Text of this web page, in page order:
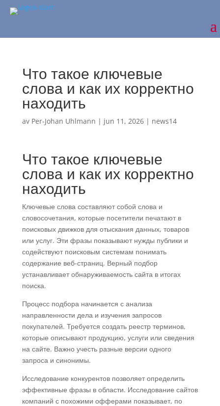
Что такое ключевые
слова и как их корректно
находить
av Per-Johan Uhlmann | jun 11, 2026| news14
Что такое ключевые
слова и как их корректно
находить
Ключевые слова составляют собой слова и
словосочетания, которые посетители печатают в
поисковых движков для отыскания данных, товаров
или услуг. Эти фразы показывают нужды публики и
содействуют поисковым системам понимать
содержание веб-страниц. Верный подбор
устанавливает обнаруживаемость сайта в итогах
поиска.
Процесс подбора начинается с анализа
направленности дела и изучения запросов
покупателей. Требуется создать реестр терминов,
которые описывают продукцию, услуги или сведения
на сайте. Важно учесть разные версии одного
запроса и синонимы.
Исследование конкурентов позволяет определить
эффективные фразы в области. Исследование сайтов
компаний с похожими офферами показывает, по